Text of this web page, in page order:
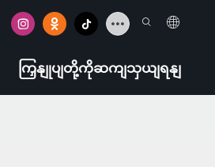
ကြှနျုပျတို့ကိုဆကျသှယျရနျ